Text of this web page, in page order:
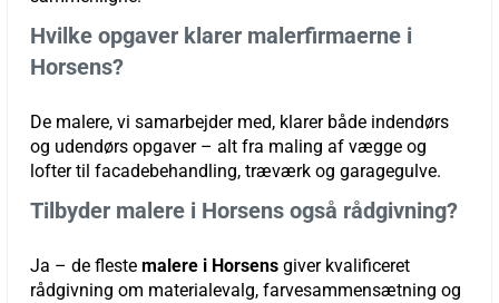
Hvilke opgaver klarer malerfirmaerne i
Horsens?
De malere, vi samarbejder med, klarer både indendørs
og udendørs opgaver – alt fra maling af vægge og
lofter til facadebehandling, træværk og garagegulve.
Tilbyder malere i Horsens også rådgivning?
Ja – de fleste malere i Horsens giver kvalificeret
rådgivning om materialevalg, farvesammensætning og